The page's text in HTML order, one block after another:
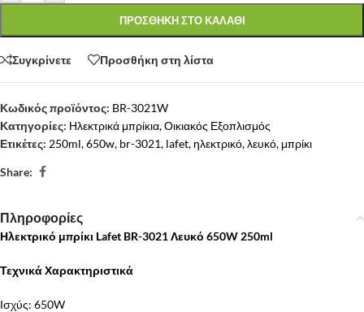
ΠΡΟΣΘΗΚΗ ΣΤΟ ΚΑΛΑΘΙ
Συγκρίνετε Προσθήκη στη λίστα
Κωδικός προϊόντος: BR-3021W
Κατηγορίες: Ηλεκτρικά μπρίκια,Οικιακός Εξοπλισμός
Ετικέτες: 250ml,650w, br-3021, lafet,ηλεκτρικό,λευκό, μπρίκι
Share:
Πληροφορίες
Ηλεκτρικό μπρίκι Lafet BR-3021 Λευκό 650W 250ml
Τεχνικά Χαρακτηριστικά
Ισχύς: 650W